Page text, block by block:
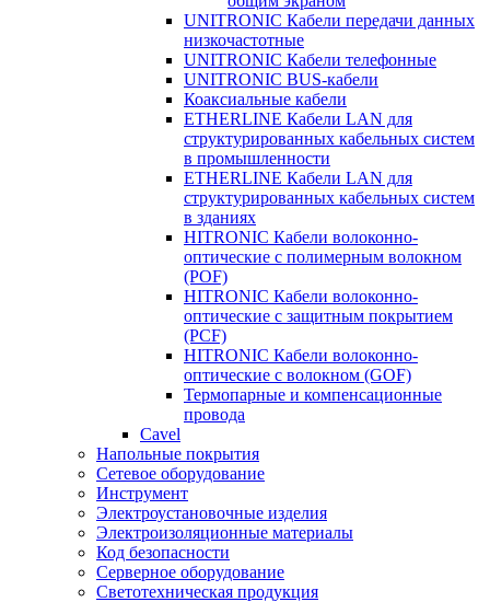
UNITRONIC Кабели передачи данных
низкочастотные
UNITRONIC Кабели телефонные
UNITRONIC BUS-кабели
Коаксиальные кабели
ETHERLINE Кабели LAN для
структурированных кабельных систем
в промышленности
ETHERLINE Кабели LAN для
структурированных кабельных систем
в зданиях
HITRONIC Кабели волоконно-
оптические с полимерным волокном
(POF)
HITRONIC Кабели волоконно-
оптические с защитным покрытием
(PCF)
HITRONIC Кабели волоконно-
оптические с волокном (GOF)
Термопарные и компенсационные
провода
Cavel
Напольные покрытия
Сетевое оборудование
Инструмент
Электроустановочные изделия
Электроизоляционные материалы
Код безопасности
Серверное оборудование
Светотехническая продукция